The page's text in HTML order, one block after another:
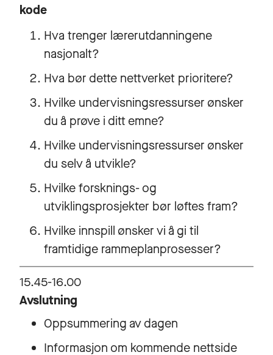
kode
Hva trenger lærerutdanningene
nasjonalt?
Hva bør dette nettverket prioritere?
Hvilke undervisningsressurser ønsker
du å prøve i ditt emne?
Hvilke undervisningsressurser ønsker
du selv å utvikle?
Hvilke forsknings- og
utviklingsprosjekter bør løftes fram?
Hvilke innspill ønsker vi å gi til
framtidige rammeplanprosesser?
15.45-16.00
Avslutning
Oppsummering av dagen
Informasjon om kommende nettside